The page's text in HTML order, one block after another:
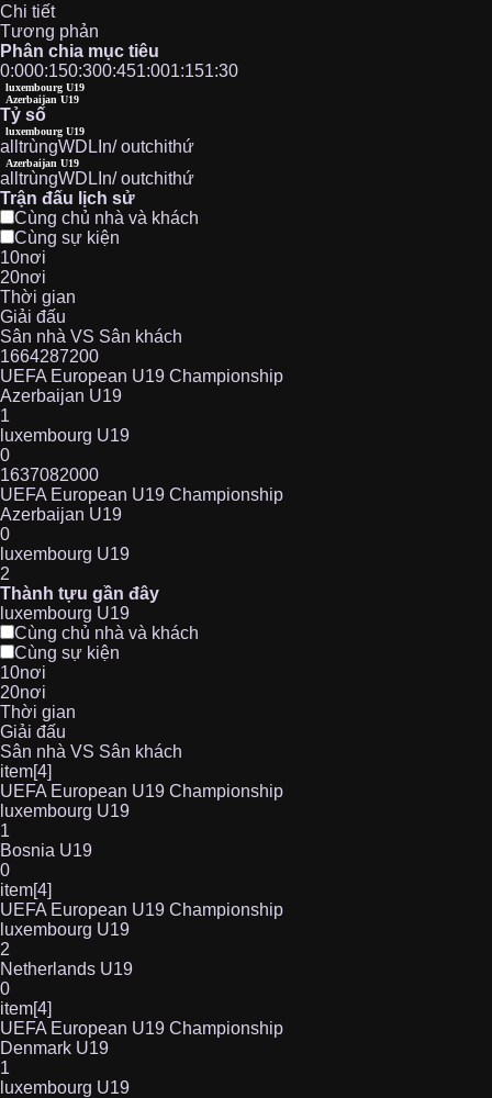
Chi tiết
Tương phản
Phân chia mục tiêu
0:000:150:300:451:001:151:30
luxembourg U19
Azerbaijan U19
Tỷ số
luxembourg U19
all trùngWD L In/ outchithứ
Azerbaijan U19
all trùngWD L In/ outchithứ
Trận đấu lịch sử
Cùng chủ nhà và khách
Cùng sự kiện
10nơi
20nơi
Thời gian
Giải đấu
Sân nhà VS Sân khách
1664287200
UEFA European U19 Championship
Azerbaijan U19
1
luxembourg U19
0
1637082000
UEFA European U19 Championship
Azerbaijan U19
0
luxembourg U19
2
Thành tựu gần đây
luxembourg U19
Cùng chủ nhà và khách
Cùng sự kiện
10nơi
20nơi
Thời gian
Giải đấu
Sân nhà VS Sân khách
item[4]
UEFA European U19 Championship
luxembourg U19
1
Bosnia U19
0
item[4]
UEFA European U19 Championship
luxembourg U19
2
Netherlands U19
0
item[4]
UEFA European U19 Championship
Denmark U19
1
luxembourg U19